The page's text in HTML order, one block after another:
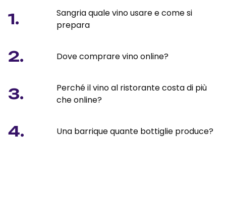
1.
Sangria quale vino usare e come si
prepara
2. Dove comprare vino online?
3.
Perché il vino al ristorante costa di più
che online?
4. Una barrique quante bottiglie produce?